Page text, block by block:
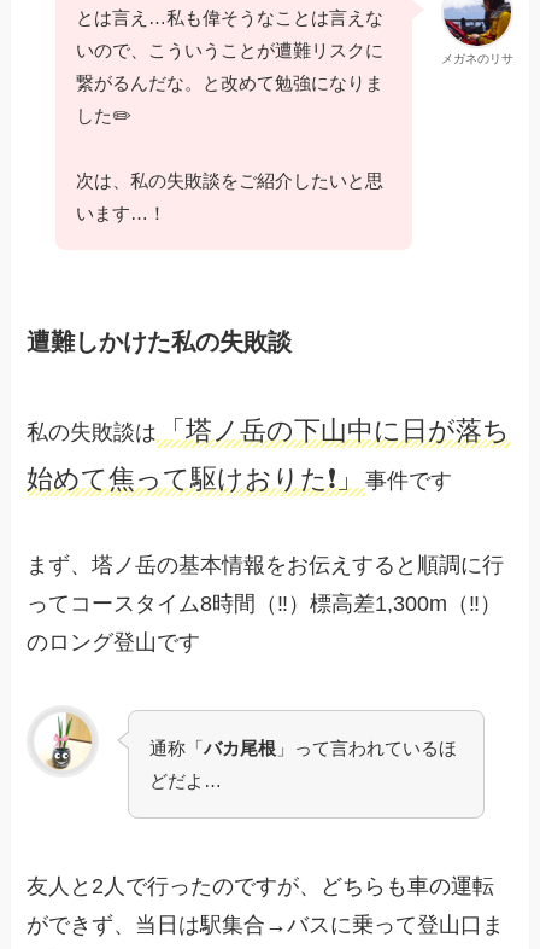
メガネのリサ
とは言え…私も偉そうなことは言えな
いので、こういうことが遭難リスクに
繋がるんだな。と改めて勉強になりま
した✏️
次は、私の失敗談をご紹介したいと思
います…！
遭難しかけた私の失敗談
私の失敗談は
「塔ノ岳の下山中に日が落ち
始めて焦って駆けおりた❗️」
事件です
まず、塔ノ岳の基本情報をお伝えすると順調に行
ってコースタイム8時間（‼️）標高差1,300m（‼️）
のロング登山です
通称「バカ尾根 」って言われているほ
どだよ…
友人と2人で行ったのですが、どちらも車の運転
ができず、当日は駅集合→バスに乗って登山口ま